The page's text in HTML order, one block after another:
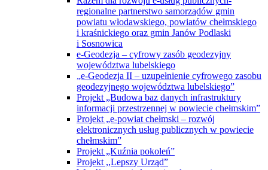
regionalne partnerstwo samorządów gmin
powiatu włodawskiego, powiatów chełmskiego
i kraśnickiego oraz gmin Janów Podlaski
i Sosnowica
e-Geodezja – cyfrowy zasób geodezyjny
województwa lubelskiego
„e-Geodezja II – uzupełnienie cyfrowego zasobu
geodezyjnego województwa lubelskiego”
Projekt „Budowa baz danych infrastruktury
informacji przestrzennej w powiecie chełmskim”
Projekt „e-powiat chełmski – rozwój
elektronicznych usług publicznych w powiecie
chełmskim”
Projekt „Kuźnia pokoleń”
Projekt ,,Lepszy Urząd”